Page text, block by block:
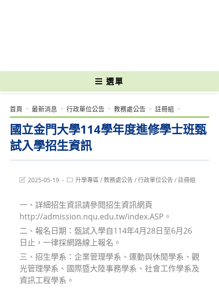
選單
國立金門大學114學年度進修學士班甄
試入學招生資訊
首頁 > 最新消息 > 行政單位公告 > 教務處公告 > 註冊組 >
Post2025-05-19
Post升學專區/教務處公告/行政單位公告/註冊組
一、詳細招生資訊請參閱招生資訊網頁
http://admission.nqu.edu.tw/index.ASP。
二、報名日期：甄試入學自114年4月28日至6月26
日止，一律採網路線上報名。
三、招生學系：企業管理學系、運動與休閒學系、觀
光管理學系、國際暨大陸事務學系、社會工作學系及
資訊工程學系。